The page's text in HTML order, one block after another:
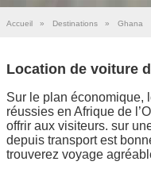
Accueil » Destinations » Ghana
Location de voiture
Sur le plan économique,
réussies en Afrique de
offrir aux visiteurs. sur
depuis transport est
trouverez voyage